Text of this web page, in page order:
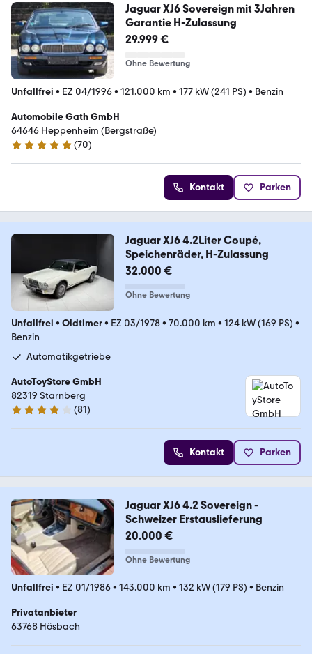
Jaguar XJ6 Sovereign mit 3Jahren
Garantie H-Zulassung
29.999 €
Ohne Bewertung
Unfallfrei • EZ 04/1996• 121.000 km • 177 kW (241 PS) • Benzin
Automobile Gath GmbH
64646 Heppenheim (Bergstraße)
5 Sterne
(70)
Kontakt Parken
Jaguar XJ6 4.2Liter Coupé,
Speichenräder, H-Zulassung
32.000 €
Ohne Bewertung
Unfallfrei • Oldtimer• EZ 03/1978• 70.000 km • 124 kW (169 PS) •
Benzin
Automatikgetriebe
AutoToyStore GmbH
82319 Starnberg
4 Sterne
(81)
Kontakt Parken
Jaguar XJ6 4.2 Sovereign -
Schweizer Erstauslieferung
20.000 €
Ohne Bewertung
Unfallfrei • EZ 01/1986• 143.000 km • 132 kW (179 PS) • Benzin
Privatanbieter
63768 Hösbach